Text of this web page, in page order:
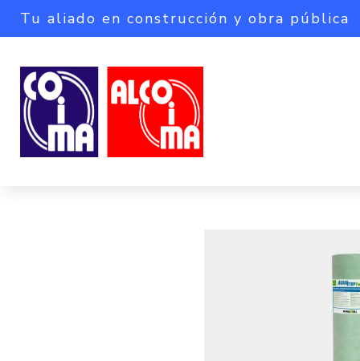
Tu aliado en construcción y obra pública